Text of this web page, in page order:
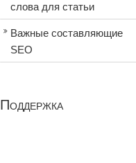
слова для статьи
Важные составляющие
SEO
Поддержка